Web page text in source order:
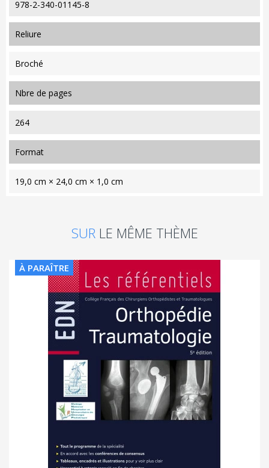
978-2-340-01145-8
reliure
Broché
nbre de pages
264
format
19,0 cm × 24,0 cm × 1,0 cm
SUR LE MÊME THÈME
À PARAÎTRE